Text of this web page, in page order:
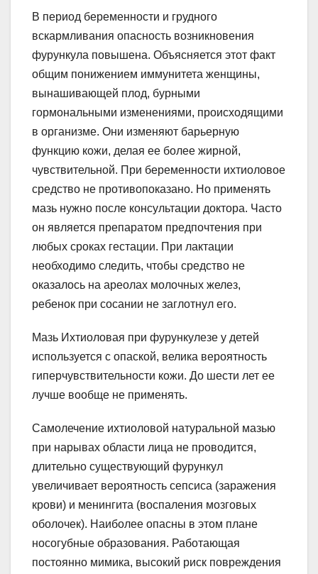
В период беременности и грудного
вскармливания опасность возникновения
фурункула повышена. Объясняется этот факт
общим понижением иммунитета женщины,
вынашивающей плод, бурными
гормональными изменениями, происходящими
в организме. Они изменяют барьерную
функцию кожи, делая ее более жирной,
чувствительной. При беременности ихтиоловое
средство не противопоказано. Но применять
мазь нужно после консультации доктора. Часто
он является препаратом предпочтения при
любых сроках гестации. При лактации
необходимо следить, чтобы средство не
оказалось на ареолах молочных желез,
ребенок при сосании не заглотнул его.
Мазь Ихтиоловая при фурункулезе у детей
используется с опаской, велика вероятность
гиперчувствительности кожи. До шести лет ее
лучше вообще не применять.
Самолечение ихтиоловой натуральной мазью
при нарывах области лица не проводится,
длительно существующий фурункул
увеличивает вероятность сепсиса (заражения
крови) и менингита (воспаления мозговых
оболочек). Наиболее опасны в этом плане
носогубные образования. Работающая
постоянно мимика, высокий риск повреждения